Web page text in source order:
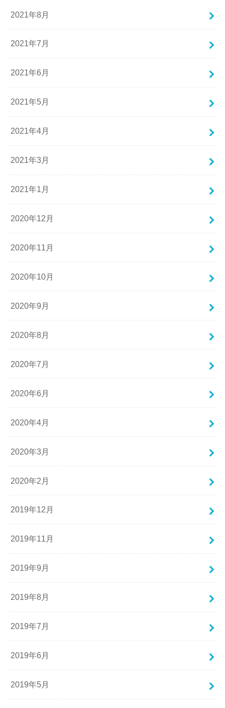
2021年8月
2021年7月
2021年6月
2021年5月
2021年4月
2021年3月
2021年1月
2020年12月
2020年11月
2020年10月
2020年9月
2020年8月
2020年7月
2020年6月
2020年4月
2020年3月
2020年2月
2019年12月
2019年11月
2019年9月
2019年8月
2019年7月
2019年6月
2019年5月